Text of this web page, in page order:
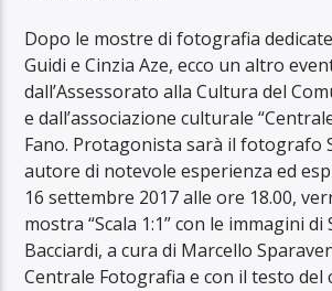
Dopo le mostre di fotografia
Guidi e Cinzia Aze, ecco un altro
dall’Assessorato alla Cultura del
e dall’associazione culturale
Fano. Protagonista sarà il fotografo
autore di notevole esperienza ed
16 settembre 2017 alle ore 18.00,
mostra “Scala 1:1” con le immagini di
Bacciardi, a cura di Marcello
Centrale Fotografia e con il testo del